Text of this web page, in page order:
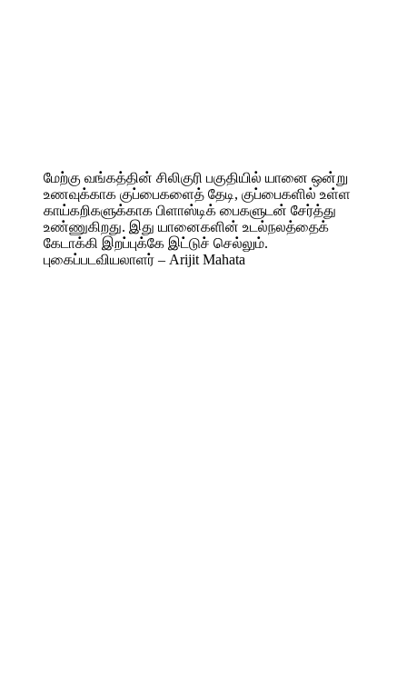
மேற்கு வங்கத்தின் சிலிகுரி பகுதியில் யானை ஒன்று
உணவுக்காக குப்பைகளைத் தேடி, குப்பைகளில் உள்ள
காய்கறிகளுக்காக பிளாஸ்டிக் பைகளுடன் சேர்த்து
உண்ணுகிறது. இது யானைகளின் உடல்நலத்தைக்
கேடாக்கி இறப்புக்கே இட்டுச் செல்லும்.
புகைப்படவியலாளர் – Arijit Mahata